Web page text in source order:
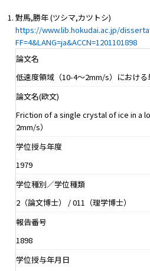
對馬,勝年 (ツシマ,カツトシ)
https://www.lib.hokudai.ac.jp/
FF=4&LANG=ja&ACCN=1201101898
論文名
低速度領域（10-4〜2mm/s）におけ
論文名(欧文)
Friction of a single crystal of ice in a
2mm/s）
学位授与年度
1979
学位種別／学位種類
2（論文博士） / 011（理学博士）
報告番号
1898
学位授与年月日